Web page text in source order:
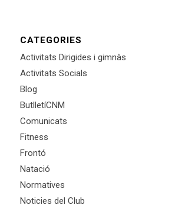
CATEGORIES
Activitats Dirigides i gimnàs
Activitats Socials
Blog
ButlletíCNM
Comunicats
Fitness
Frontó
Natació
Normatives
Noticies del Club